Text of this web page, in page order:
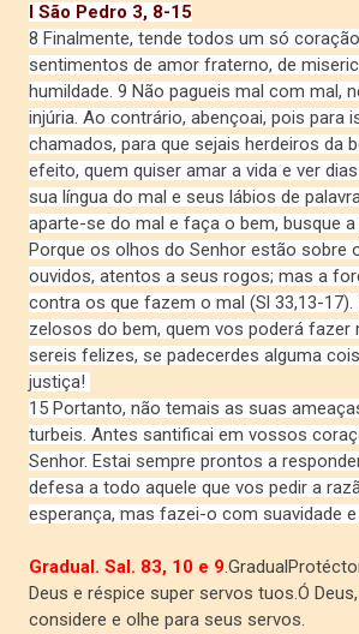
I São Pedro 3, 8-15
8 Finalmente, tende todos um só
sentimentos de amor fraterno, de
humildade. 9 Não pagueis mal com mal,
injúria. Ao contrário, abençoai, pois para
chamados, para que sejais herdeiros da
efeito, quem quiser amar a vida e ver
sua língua do mal e seus lábios de
aparte-se do mal e faça o bem, busque
Porque os olhos do Senhor estão sobre
ouvidos, atentos a seus rogos; mas a
contra os que fazem o mal (Sl 33,13-17).
zelosos do bem, quem vos poderá fazer
sereis felizes, se padecerdes alguma
justiça!
15 Portanto, não temais as suas
turbeis. Antes santificai em vossos
Senhor. Estai sempre prontos a
defesa a todo aquele que vos pedir a
esperança, mas fazei-o com suavidade
Gradual. Sal. 83, 10 e 9
Deus e réspice super servos tuos.Ó
considere e olhe para seus servos.